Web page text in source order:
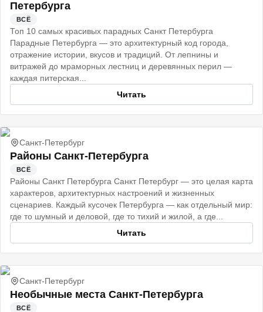
Петербурга
ВСЁ
Топ 10 самых красивых парадных Санкт Петербурга
Парадные Петербурга — это архитектурный код города,
отражение истории, вкусов и традиций. От лепнины и
витражей до мраморных лестниц и деревянных перил —
каждая питерская...
Читать
Санкт-Петербург
Районы Санкт-Петербурга
ВСЁ
Районы Санкт Петербурга Санкт Петербург — это целая карта
характеров, архитектурных настроений и жизненных
сценариев. Каждый кусочек Петербурга — как отдельный мир:
где то шумный и деловой, где то тихий и жилой, а где...
Читать
Санкт-Петербург
Необычные места Санкт-Петербурга
ВСЁ